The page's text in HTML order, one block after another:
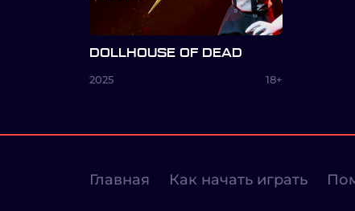
DOLLHOUSE OF DEAD
2025 18+
Главная Как начать играть